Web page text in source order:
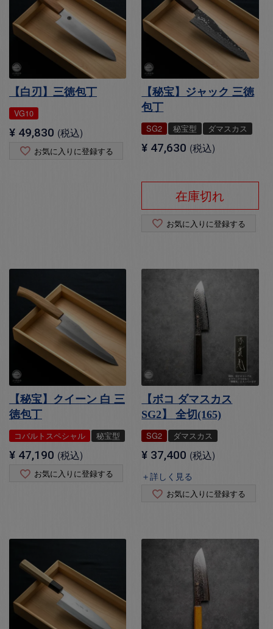
【白刃】三徳包丁
VG10
¥ 49,830 税込
お気に入りに登録する
【秘宝】ジャック 三徳
包丁
SG2 秘宝型 ダマスカス
¥ 47,630 税込
在庫切れ
お気に入りに登録する
【秘宝】クイーン 白 三
徳包丁
コバルトスペシャル 秘宝型
¥ 47,190 税込
お気に入りに登録する
【ボコ ダマスカス
SG2】 全切(165)
SG2 ダマスカス
¥ 37,400 税込
＋詳しく見る
お気に入りに登録する